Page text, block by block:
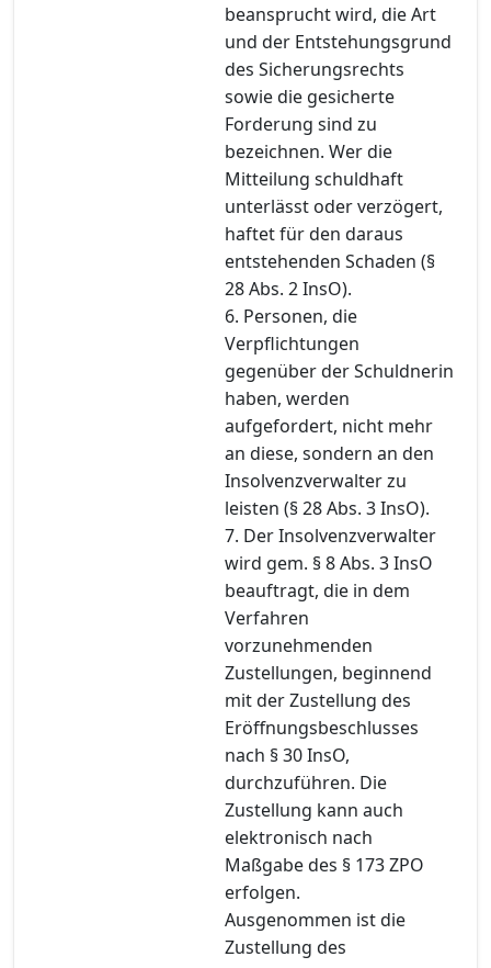
beansprucht wird, die Art
und der Entstehungsgrund
des Sicherungsrechts
sowie die gesicherte
Forderung sind zu
bezeichnen. Wer die
Mitteilung schuldhaft
unterlässt oder verzögert,
haftet für den daraus
entstehenden Schaden (§
28 Abs. 2 InsO).
6. Personen, die
Verpflichtungen
gegenüber der Schuldnerin
haben, werden
aufgefordert, nicht mehr
an diese, sondern an den
Insolvenzverwalter zu
leisten (§ 28 Abs. 3 InsO).
7. Der Insolvenzverwalter
wird gem. § 8 Abs. 3 InsO
beauftragt, die in dem
Verfahren
vorzunehmenden
Zustellungen, beginnend
mit der Zustellung des
Eröffnungsbeschlusses
nach § 30 InsO,
durchzuführen. Die
Zustellung kann auch
elektronisch nach
Maßgabe des § 173 ZPO
erfolgen.
Ausgenommen ist die
Zustellung des